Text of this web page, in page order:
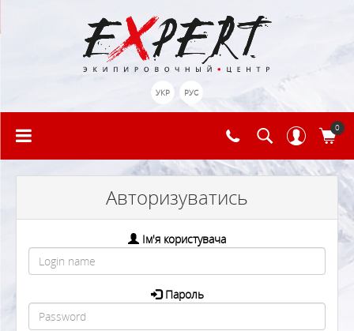
УКР РУС
0
Авторизуватись
Ім'я користувача
Пароль